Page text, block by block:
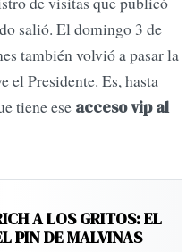
salió. El domingo 3 de
también volvió a pasar la
el Presidente. Es, hasta
tiene ese acceso vip al
A LOS GRITOS: EL
PIN DE MALVINAS